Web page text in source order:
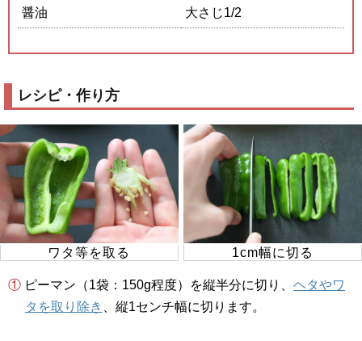
醤油 大さじ1/2
レシピ・作り方
ワタ等を取る 1cm幅に切る
① ピーマン（1袋：150g程度）を縦半分に切り、 ヘタやワ
タを取り除き
、縦1センチ幅に切ります。